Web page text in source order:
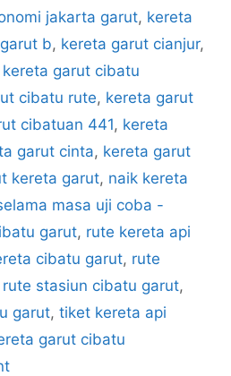
jakarta garut, kereta
b, kereta garut cianjur,
kereta garut cibatu
cibatu rute, kereta garut
cibatuan 441, kereta
garut cinta, kereta garut
kereta garut, naik kereta
masa uji coba -
garut, rute kereta api
cibatu garut, rute
rute stasiun cibatu garut,
garut, tiket kereta api
garut cibatu